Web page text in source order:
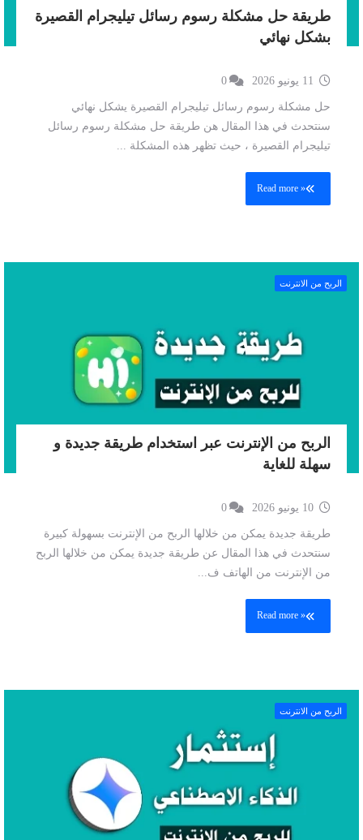
طريقة حل مشكلة رسوم رسائل تيليجرام القصيرة
بشكل نهائي
0
حل مشكلة رسوم رسائل تيليجرام القصيرة يشكل نهائي
سنتحدث في هذا المقال هن طريقة حل مشكلة رسوم رسائل
تيليجرام القصيرة ، حيث تظهر هذه المشكلة ...
Read more »
الربح من الانترنت
الربح من الإنترنت عبر استخدام طريقة جديدة و
سهلة للغاية
0
طريقة جديدة يمكن من خلالها الربح من الإنترنت بسهولة كبيرة
سنتحدث في هذا المقال عن طريقة جديدة يمكن من خلالها الربح
من الإنترنت من الهاتف ف...
Read more »
الربح من الانترنت